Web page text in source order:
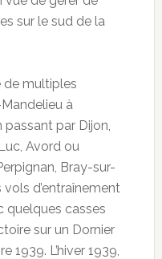
sur le sud de la
de multiples
à
par Dijon,
Avord ou
Bray-sur-
vols d’entraînement
quelques casses
sur un Dornier
1939. L’hiver 1939,